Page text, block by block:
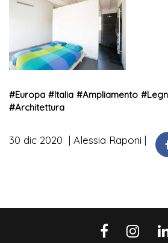
#Europa #Italia #Ampliamento #
#Architettura
30 dic 2020 Alessia Raponi